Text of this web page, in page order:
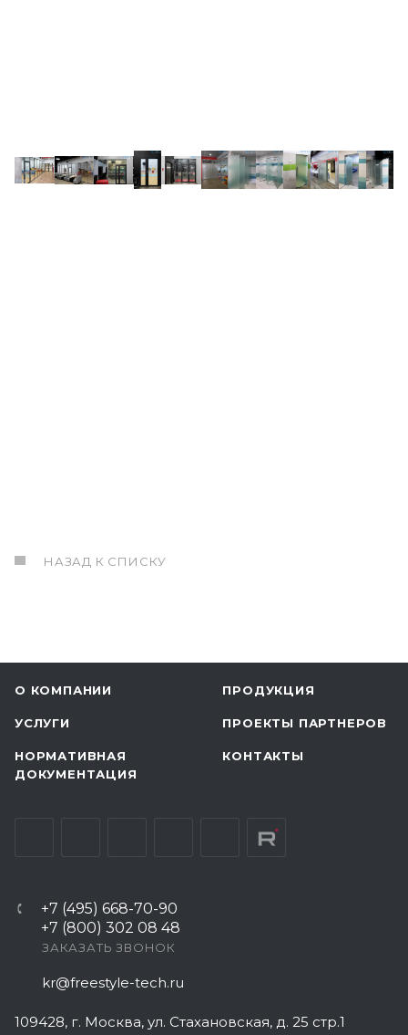
НАЗАД К СПИСКУ
О КОМПАНИИ ПРОДУКЦИЯ
УСЛУГИ ПРОЕКТЫ ПАРТНЕРОВ
НОРМАТИВНАЯ
ДОКУМЕНТАЦИЯ
КОНТАКТЫ
+7 (495) 668-70-90
+7 (800) 302 08 48
ЗАКАЗАТЬ ЗВОНОК
kr@freestyle-tech.ru
109428, г. Москва, ул. Стахановская, д. 25 стр.1